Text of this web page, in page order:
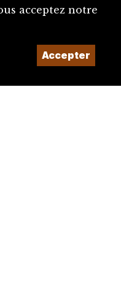
acceptez notre
Accepter